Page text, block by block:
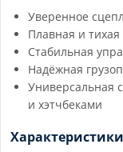
Уверенное
Плавная и тихая
Стабильная
Надёжная
Универсальная
и хэтчбеками
Характеристики